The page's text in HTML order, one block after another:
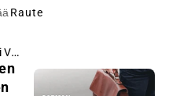
on viivästynyt edelleen
Raute
Sauli Vilén